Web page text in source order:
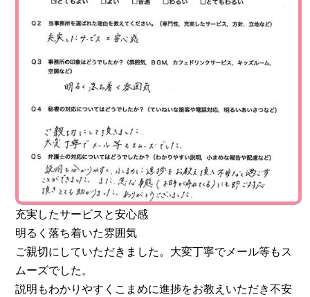
充実したサービスと安心感
明るく落ち着いた雰囲気
ご親切にしていただきました。大変丁寧でメール等もス
ムーズでした。
説明もわかりやすくこまめに進捗をお教えいただき不安